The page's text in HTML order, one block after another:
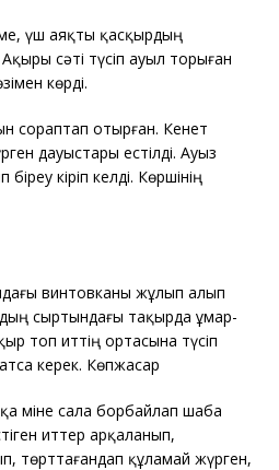
үш аяқты қасқырдың
сәті түсіп ауыл торыған
көрді.
сораптап отырған. Кенет
дауыстары естілді. Ауыз
кіріп келді. Көршінің
винтовканы жұлып алып
сыртындағы тақырда ұмар-
топ иттің ортасына түсіп
керек. Көпжасар
міне сала борбайлап шаба
иттер арқаланып,
төрттағандап құламай жүрген,